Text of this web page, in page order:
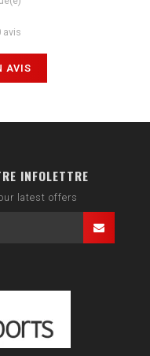
avis
AVIS
INFOLETTRE
latest offers